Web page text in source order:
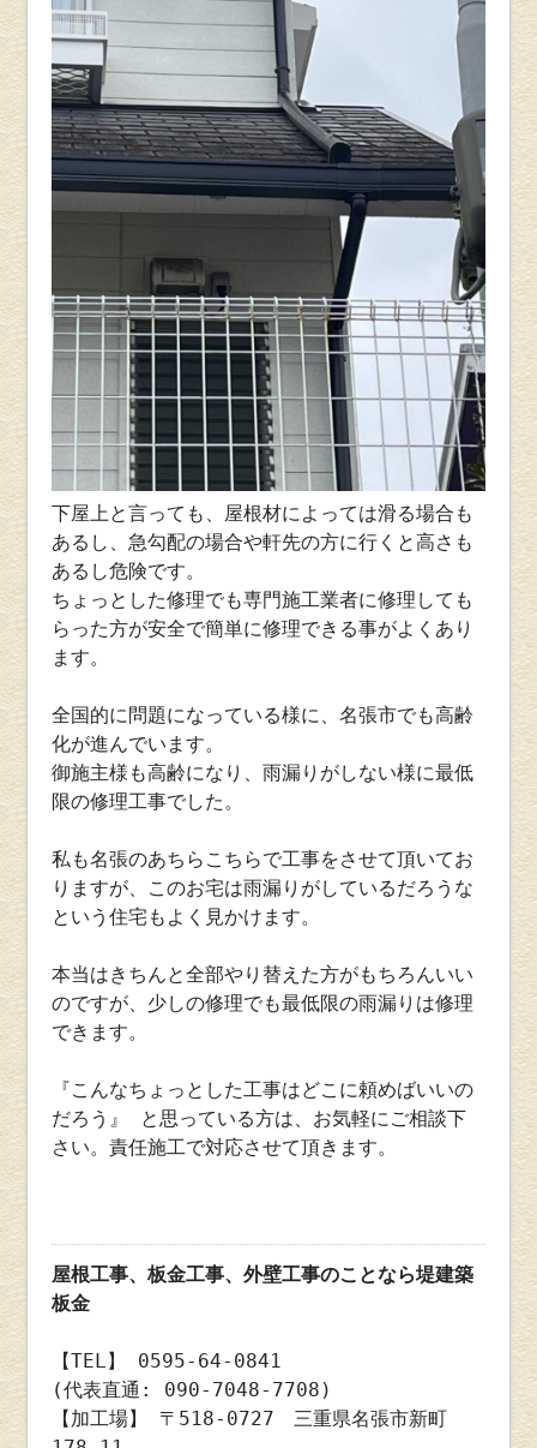
下屋上と言っても、屋根材によっては滑る場合も
あるし、急勾配の場合や軒先の方に行くと高さも
あるし危険です。
ちょっとした修理でも専門施工業者に修理しても
らった方が安全で簡単に修理できる事がよくあり
ます。
全国的に問題になっている様に、名張市でも高齢
化が進んでいます。
御施主様も高齢になり、雨漏りがしない様に最低
限の修理工事でした。
私も名張のあちらこちらで工事をさせて頂いてお
りますが、このお宅は雨漏りがしているだろうな
という住宅もよく見かけます。
本当はきちんと全部やり替えた方がもちろんいい
のですが、少しの修理でも最低限の雨漏りは修理
できます。
『こんなちょっとした工事はどこに頼めばいいの
だろう』 と思っている方は、お気軽にご相談下
さい。責任施工で対応させて頂きます。
屋根工事、板金工事、外壁工事のことなら堤建築
板金
【TEL】 0595-64-0841
(代表直通: 090-7048-7708)
【加工場】 〒518-0727 三重県名張市新町